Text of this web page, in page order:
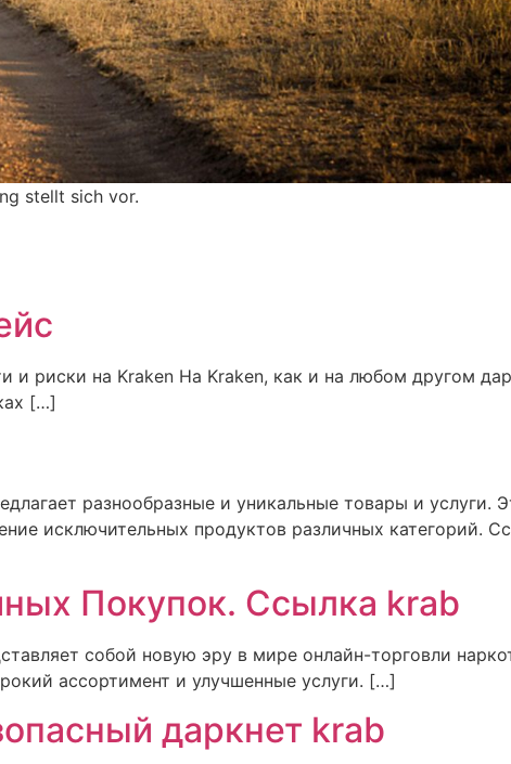
stellt sich vor.
и риски на Kraken На Kraken, как и на любом другом
[…]
разнообразные и уникальные товары и услуги.
исключительных продуктов различных категорий.
Покупок. Ссылка krab
собой новую эру в мире онлайн-торговли
ассортимент и улучшенные услуги. […]
даркнет krab